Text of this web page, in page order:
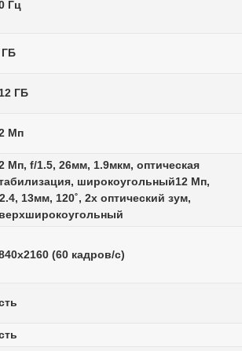
Гц
ГБ
ГБ
Мп
Мп, f/1.5, 26мм, 1.9мкм, оптическая
широкоугольный12 Мп,
13мм, 120˚, 2x оптический зум,
(60 кадров/с)